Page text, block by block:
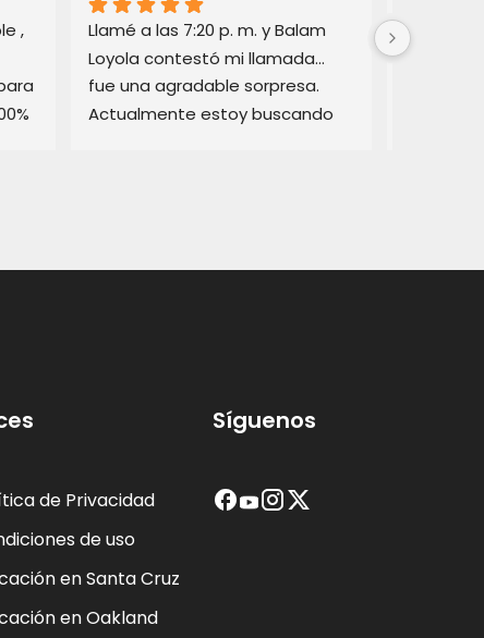
,
Llamé a las 7:20 p. m. y Balam
Loyola contestó mi llamada…
fue una agradable sorpresa.
Actualmente estoy buscando
Balam
consejos
de Privacidad
de uso
en Santa Cruz
en Oakland
Síguenos